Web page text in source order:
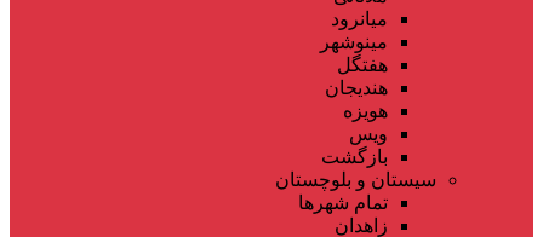
میانرود
مینوشهر
هفتگل
هندیجان
هویزه
ویس
بازگشت
سیستان و بلوچستان
تمام شهر‌ها
زاهدان